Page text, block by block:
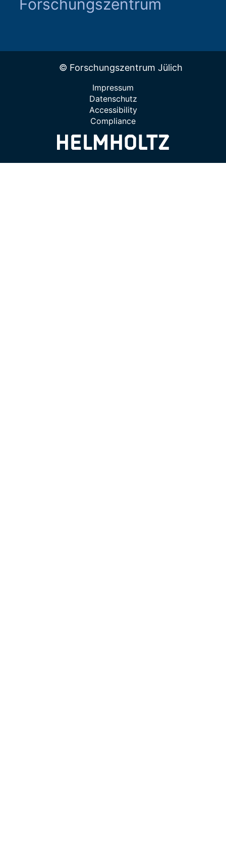
Forschungszentrum
© Forschungszentrum Jülich
Impressum
Datenschutz
Accessibility
Compliance